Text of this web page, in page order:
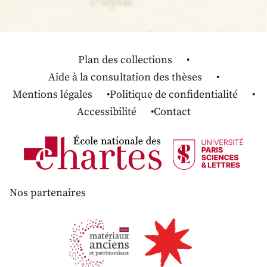
Plan des collections
Aide à la consultation des thèses
Mentions légales
Politique de confidentialité
Accessibilité
Contact
Nos partenaires